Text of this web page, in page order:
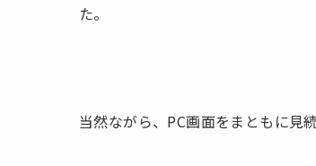
た。
当然ながら、PC画面をまともに見